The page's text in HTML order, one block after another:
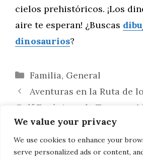
We value your privacy
We use cookies to enhance your
serve personalized ads or content,
cielos prehistóricos. ¡Los
aire te esperan! ¿Buscas
dinosaurios?
Categorías
Familia, General
Aventuras en la Ruta de
Golf Escénicos de Texas en
Naturaleza en Dos Ruedas
Colorea la Migración y
Estacionales de los